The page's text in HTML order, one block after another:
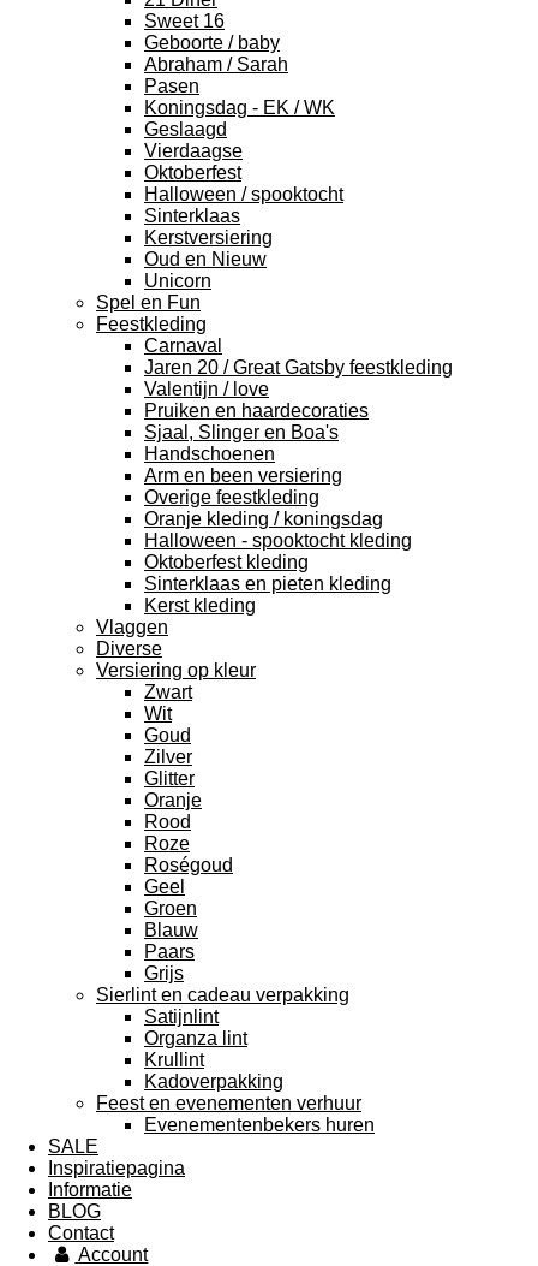
Sweet 16
Geboorte / baby
Abraham / Sarah
Pasen
Koningsdag - EK / WK
Geslaagd
Vierdaagse
Oktoberfest
Halloween / spooktocht
Sinterklaas
Kerstversiering
Oud en Nieuw
Unicorn
Spel en Fun
Feestkleding
Carnaval
Jaren 20 / Great Gatsby feestkleding
Valentijn / love
Pruiken en haardecoraties
Sjaal, Slinger en Boa's
Handschoenen
Arm en been versiering
Overige feestkleding
Oranje kleding / koningsdag
Halloween - spooktocht kleding
Oktoberfest kleding
Sinterklaas en pieten kleding
Kerst kleding
Vlaggen
Diverse
Versiering op kleur
Zwart
Wit
Goud
Zilver
Glitter
Oranje
Rood
Roze
Roségoud
Geel
Groen
Blauw
Paars
Grijs
Sierlint en cadeau verpakking
Satijnlint
Organza lint
Krullint
Kadoverpakking
Feest en evenementen verhuur
Evenementenbekers huren
SALE
Inspiratiepagina
Informatie
BLOG
Contact
Account